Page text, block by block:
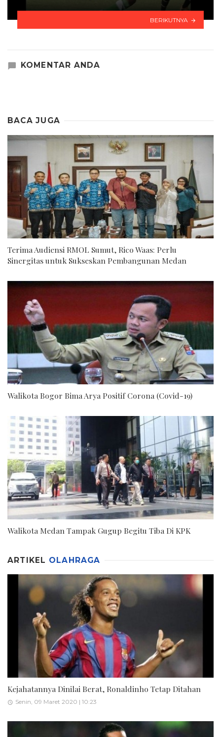
BERIKUTNYA
KOMENTAR ANDA
BACA JUGA
Terima Audiensi RMOL Sumut, Rico Waas: Perlu
Sinergitas untuk Sukseskan Pembangunan Medan
Walikota Bogor Bima Arya Positif Corona (Covid-19)
Walikota Medan Tampak Gugup Begitu Tiba Di KPK
ARTIKEL OLAHRAGA
Kejahatannya Dinilai Berat, Ronaldinho Tetap Ditahan
Senin, 09 Maret 2020 | 10:23